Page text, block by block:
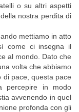
o su altri aspetti
nostra perdita di
mettiamo in atto
come ci insegna il
al mondo. Dato che
volta che abbiamo
di pace, questa pace
percepire in modo
avvenendo in quel
profonda con gli